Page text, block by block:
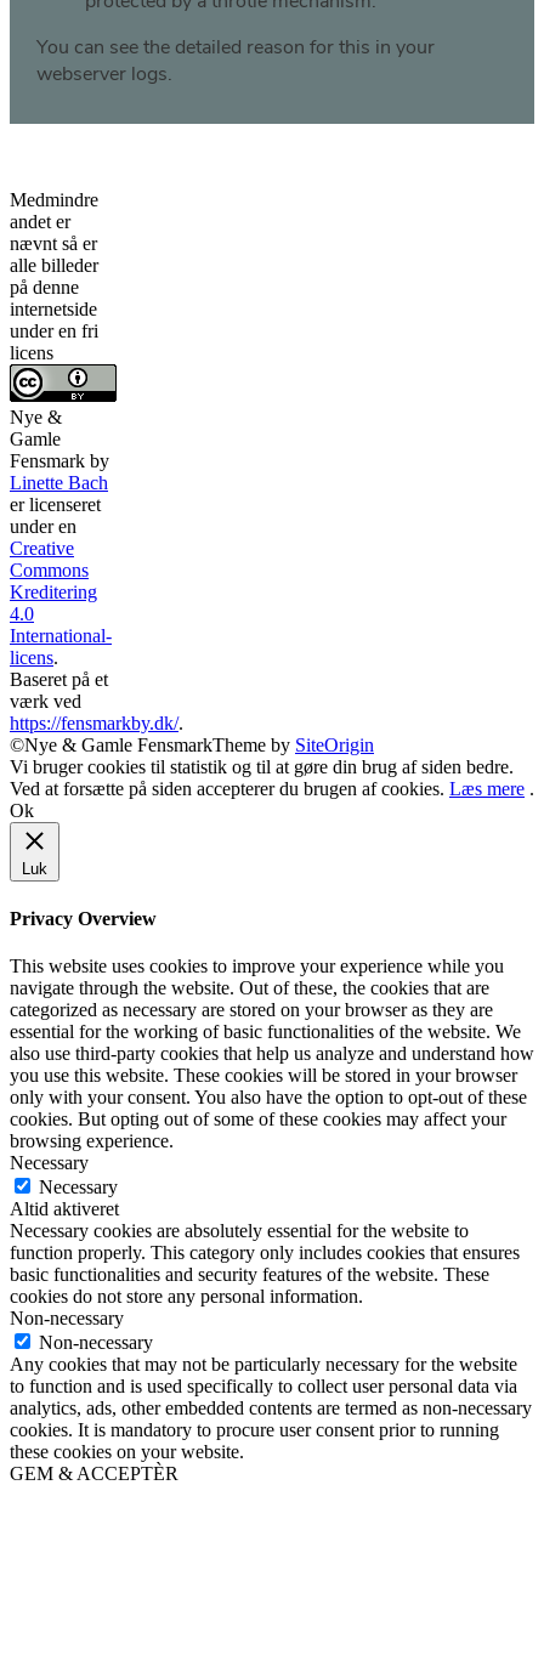
Medmindre
andet er
nævnt så er
alle billeder
på denne
internetside
under en fri
licens
Nye &
Gamle
Fensmark by
Linette Bach
er licenseret
under en
Creative
Commons
Kreditering
4.0
International-
licens.
Baseret på et
værk ved
https://fensmarkby.dk/.
©Nye & Gamle FensmarkTheme by SiteOrigin
Vi bruger cookies til statistik og til at gøre din brug af siden bedre.
Ved at forsætte på siden accepterer du brugen af cookies. Læs mere .
Ok
Luk
Privacy Overview
This website uses cookies to improve your experience while you
navigate through the website. Out of these, the cookies that are
categorized as necessary are stored on your browser as they are
essential for the working of basic functionalities of the website. We
also use third-party cookies that help us analyze and understand how
you use this website. These cookies will be stored in your browser
only with your consent. You also have the option to opt-out of these
cookies. But opting out of some of these cookies may affect your
browsing experience.
Necessary
Necessary
Altid aktiveret
Necessary cookies are absolutely essential for the website to
function properly. This category only includes cookies that ensures
basic functionalities and security features of the website. These
cookies do not store any personal information.
Non-necessary
Non-necessary
Any cookies that may not be particularly necessary for the website
to function and is used specifically to collect user personal data via
analytics, ads, other embedded contents are termed as non-necessary
cookies. It is mandatory to procure user consent prior to running
these cookies on your website.
GEM & ACCEPTÈR